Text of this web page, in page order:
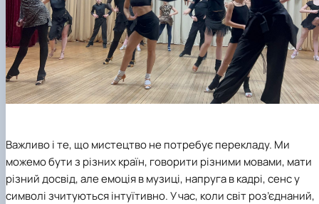
Важливо і те, що мистецтво не потребує перекладу. Ми
можемо бути з різних країн, говорити різними мовами, мати
різний досвід, але емоція в музиці, напруга в кадрі, сенс у
символі зчитуються інтуїтивно. У час, коли світ роз’єднаний,